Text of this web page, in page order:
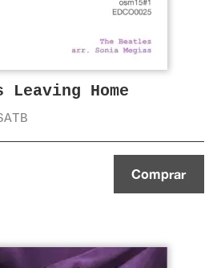
Home
Comprar